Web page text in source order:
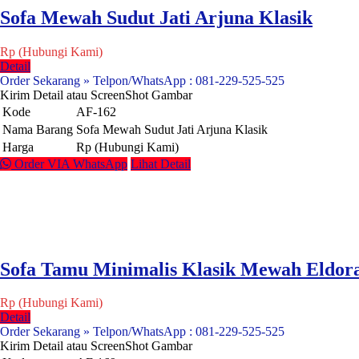
Sofa Mewah Sudut Jati Arjuna Klasik
Rp (Hubungi Kami)
Detail
Order Sekarang » Telpon/WhatsApp : 081-229-525-525
Kirim Detail atau ScreenShot Gambar
Kode
AF-162
Nama Barang Sofa Mewah Sudut Jati Arjuna Klasik
Harga
Rp (Hubungi Kami)
Order VIA WhatsApp Lihat Detail
Sofa Tamu Minimalis Klasik Mewah
Rp (Hubungi Kami)
Detail
Order Sekarang » Telpon/WhatsApp : 081-229-525-525
Kirim Detail atau ScreenShot Gambar